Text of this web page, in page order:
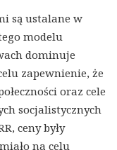
są ustalane w
modelu
dominuje
zapewnienie, że
oraz cele
socjalistycznych
ceny były
na celu